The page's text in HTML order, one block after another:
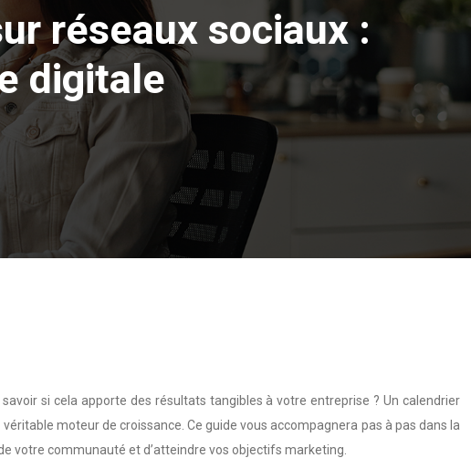
réseaux sociaux :
digitale
si cela apporte des résultats tangibles à votre entreprise ? Un calendrier
moteur de croissance. Ce guide vous accompagnera pas à pas dans la
votre communauté et d’atteindre vos objectifs marketing.